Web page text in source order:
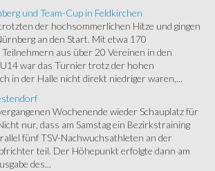
und Team-Cup in Feldkirchen
der hochsommerlichen Hitze und gingen
an den Start. Mit etwa 170
aus über 20 Vereinen in den
war das Turnier trotz der hohen
in der Halle nicht direkt niedriger waren,...
Wochenende wieder Schauplatz für
nur, dass am Samstag ein Bezirkstraining
fünf TSV-Nachwuchsathleten an der
teil. Der Höhepunkt erfolgte dann am
des...